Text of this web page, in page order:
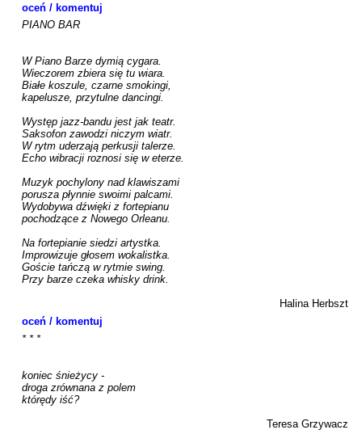
oceń / komentuj
PIANO BAR
W Piano Barze dymią cygara.
Wieczorem zbiera się tu wiara.
Białe koszule, czarne smokingi,
kapelusze, przytulne dancingi.
Występ jazz-bandu jest jak teatr.
Saksofon zawodzi niczym wiatr.
W rytm uderzają perkusji talerze.
Echo wibracji roznosi się w eterze.
Muzyk pochylony nad klawiszami
porusza płynnie swoimi palcami.
Wydobywa dźwięki z fortepianu
pochodzące z Nowego Orleanu.
Na fortepianie siedzi artystka.
Improwizuje głosem wokalistka.
Goście tańczą w rytmie swing.
Przy barze czeka whisky drink.
Halina Herbszt
oceń / komentuj
* * *
koniec śnieżycy -
droga zrównana z polem
którędy iść?
Teresa Grzywacz